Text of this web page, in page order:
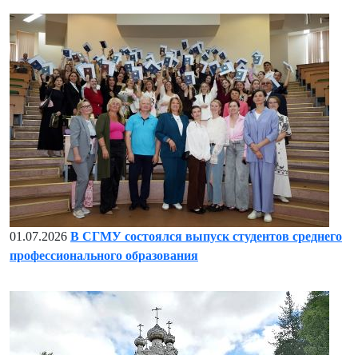
01.07.2026 В СГМУ состоялся выпуск студентов среднего
профессионального образования